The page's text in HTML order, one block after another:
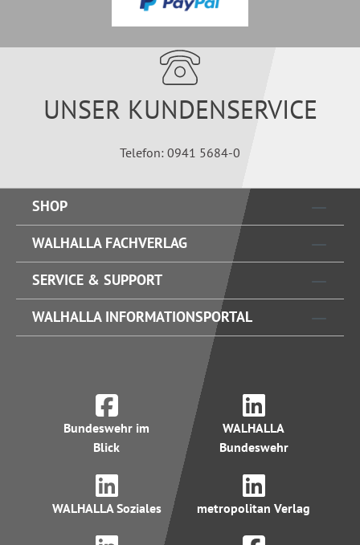
UNSER KUNDENSERVICE
Telefon: 0941 5684-0
SHOP
WALHALLA FACHVERLAG
SERVICE & SUPPORT
WALHALLA INFORMATIONSPORTAL
Bundeswehr im
Blick
WALHALLA
Bundeswehr
WALHALLA Soziales metropolitan Verlag